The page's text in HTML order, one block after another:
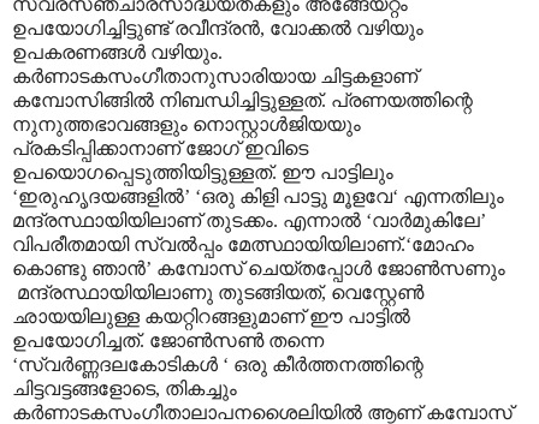
ഉപയോഗിച്ചിട്ടുണ്ട് രവീന്ദ്രൻ, വോക്കൽ വഴിയും
ഉപകരണങ്ങൾ വഴിയും.
കർണാടകസംഗീതാനുസാരിയായ ചിട്ടകളാണ്
കമ്പോസിങ്ങിൽ നിബന്ധിച്ചിട്ടുള്ളത്. പ്രണയത്തിന്റെ
നുനുത്തഭാവങ്ങളും നൊസ്റ്റാൾജിയയും
പ്രകടിപ്പിക്കാനാണ് ജോഗ് ഇവിടെ
ഉപയൊഗപ്പെടുത്തിയിട്ടുള്ളത്. ഈ പാട്ടിലും
‘ഇരുഹൃദയങ്ങളിൽ’ ‘ഒരു കിളി പാട്ടു മൂളവേ‘ എന്നതിലും
മന്ദ്രസ്ഥായിയിലാണ് തുടക്കം. എന്നാൽ ‘വാർമുകിലേ’
വിപരീതമായി സ്വൽ‌പ്പം മേത്സ്ഥായിയിലാണ്.‘മോഹം
കൊണ്ടു ഞാൻ’ കമ്പോസ് ചെയ്തപ്പോൾ ജോൺസണും
മന്ദ്രസ്ഥായിയിലാണു തുടങ്ങിയത്, വെസ്റ്റേൺ
ഛായയിലുള്ള കയറ്റിറങ്ങളുമാണ് ഈ പാട്ടിൽ
ഉപയോഗിച്ചത്. ജോൺസൺ തന്നെ
‘സ്വർണ്ണദലകോടികൾ ‘ ഒരു കീർത്തനത്തിന്റെ
ചിട്ടവട്ടങ്ങളോടെ, തികച്ചും
കർണാടകസംഗീതാലാപനശൈലിയിൽ ആണ് കമ്പോസ്